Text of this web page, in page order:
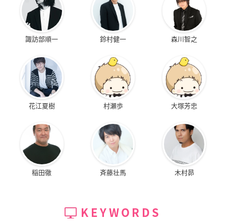
諏訪部順一 鈴村健一 森川智之
花江夏樹 村瀬歩 大塚芳忠
稲田徹 斉藤壮馬 木村昴
KEYWORDS